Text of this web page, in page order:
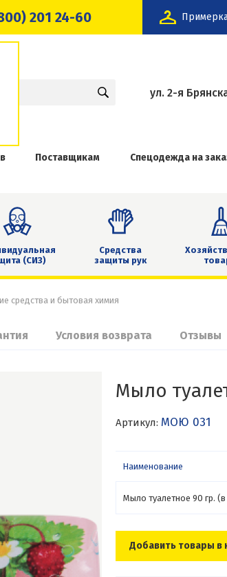
201 24-60
ул. 2-я
Поставщикам Спецодежда на
(СИЗ)
Средства
защиты рук
средства и бытовая химия
Условия возврата Отзывы
Мыло
Артикул: МОЮ 031
Наименование
Мыло туалетное 90 гр.
Добавить товары в